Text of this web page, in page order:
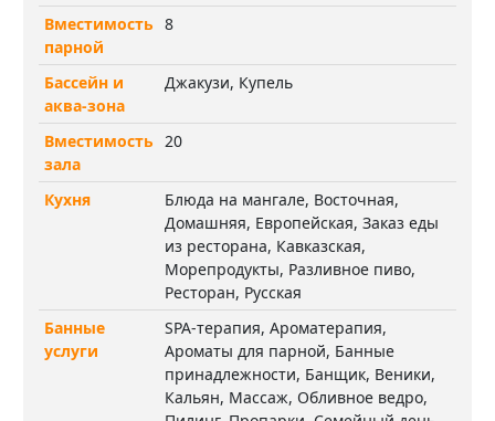
Вместимость
парной
8
Бассейн и
аква-зона
Джакузи, Купель
Вместимость
зала
20
Кухня
Блюда на мангале, Восточная,
Домашняя, Европейская, Заказ еды
из ресторана, Кавказская,
Морепродукты, Разливное пиво,
Ресторан, Русская
Банные
услуги
SPA-терапия, Ароматерапия,
Ароматы для парной, Банные
принадлежности, Банщик, Веники,
Кальян, Массаж, Обливное ведро,